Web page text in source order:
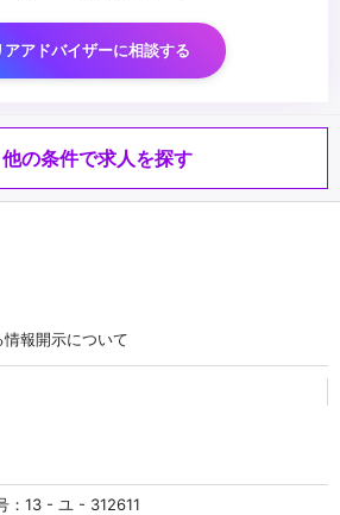
アアドバイザーに相談する
他の条件で求人を探す
報開示について
：13 - ユ - 312611